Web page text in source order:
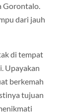
Gorontalo.
dari jauh
di tempat
Upayakan
berkemah
tujuan